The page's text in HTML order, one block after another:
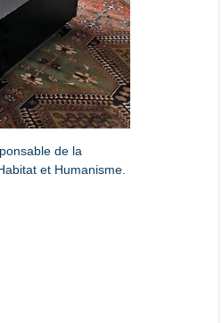
de la
et Humanisme.